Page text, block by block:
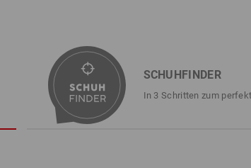
Dieser Schuh kann was! Aus robustem,
steckt das volle S1-Schutzpaket drin. Für frischen
Canvas-Material auch das luftige Mesh-Innenfutter
Alles verpackt in einem lässigen Look, der definitiv
Camouflage-Variante.
SCHUHFINDER
In 3 Schritten zum